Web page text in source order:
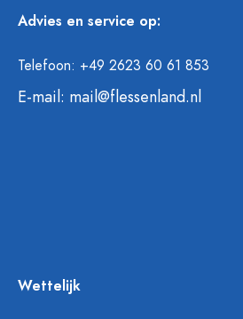
Advies en service op:
Telefoon: +49 2623 60 61 853
E-mail: mail@flessenland.nl
Wettelijk